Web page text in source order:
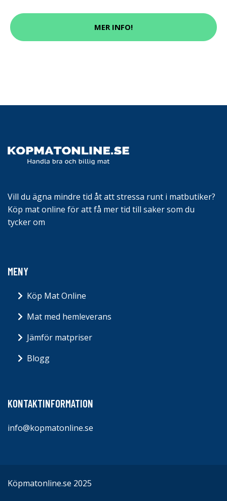
MER INFO!
Vill du ägna mindre tid åt att stressa runt i matbutiker?
Köp mat online för att få mer tid till saker som du
tycker om
MENY
Köp Mat Online
Mat med hemleverans
Jämför matpriser
Blogg
KONTAKTINFORMATION
info@kopmatonline.se
Köpmatonline.se 2025